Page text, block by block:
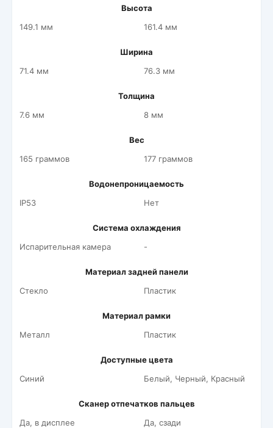
Высота
149.1 мм
161.4 мм
Ширина
71.4 мм
76.3 мм
Толщина
7.6 мм
8 мм
Вес
165 граммов
177 граммов
Водонепроницаемость
IP53
Нет
Система охлаждения
Испарительная камера
-
Материал задней панели
Стекло
Пластик
Материал рамки
Металл
Пластик
Доступные цвета
Синий
Белый, Черный, Красный
Сканер отпечатков пальцев
Да, в дисплее
Да, сзади